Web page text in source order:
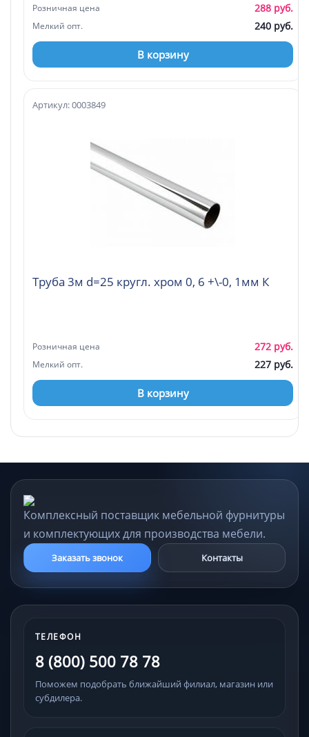
Розничная цена 288 руб.
Мелкий опт. 240 руб.
В корзину
Труба 3м d=25 кругл. хром 0, 6 +\-0, 1мм К
Артикул: 0003849
Розничная цена 272 руб.
Мелкий опт. 227 руб.
В корзину
Комплексный поставщик мебельной фурнитуры
и комплектующих для производства мебели.
Заказать звонок Контакты
ТЕЛЕФОН
8 (800) 500 78 78
Поможем подобрать ближайший филиал, магазин или
субдилера.